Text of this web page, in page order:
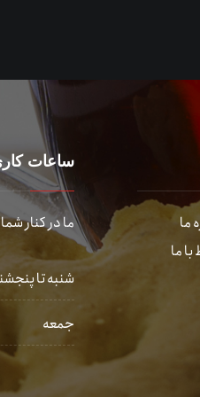
ما
با ما
ساعات
ما در کنار
شنبه تا
جمعه